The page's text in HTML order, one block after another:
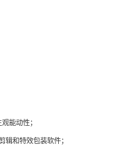
能动性；
和特效包装软件；